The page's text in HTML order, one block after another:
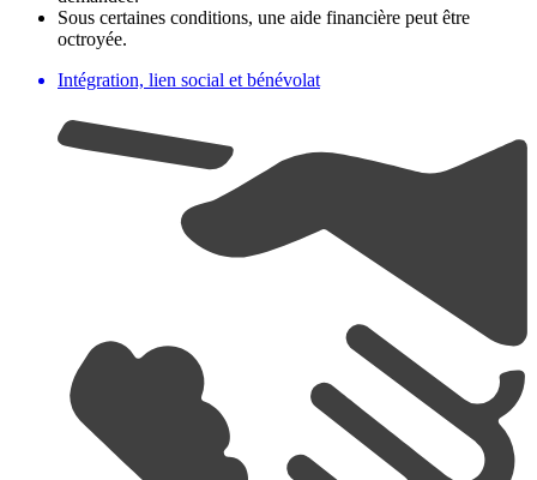
Sous certaines conditions, une aide financière peut être
octroyée.
Intégration, lien social et bénévolat